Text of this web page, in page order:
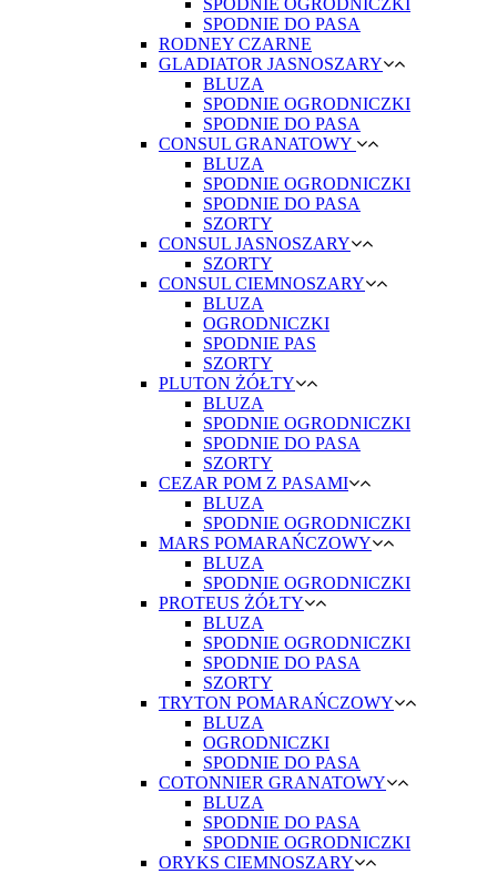
SPODNIE DO PASA
RODNEY CZARNE
GLADIATOR JASNOSZARY
BLUZA
SPODNIE OGRODNICZKI
SPODNIE DO PASA
CONSUL GRANATOWY
BLUZA
SPODNIE OGRODNICZKI
SPODNIE DO PASA
SZORTY
CONSUL JASNOSZARY
SZORTY
CONSUL CIEMNOSZARY
BLUZA
OGRODNICZKI
SPODNIE PAS
SZORTY
PLUTON ŻÓŁTY
BLUZA
SPODNIE OGRODNICZKI
SPODNIE DO PASA
SZORTY
CEZAR POM Z PASAMI
BLUZA
SPODNIE OGRODNICZKI
MARS POMARAŃCZOWY
BLUZA
SPODNIE OGRODNICZKI
PROTEUS ŻÓŁTY
BLUZA
SPODNIE OGRODNICZKI
SPODNIE DO PASA
SZORTY
TRYTON POMARAŃCZOWY
BLUZA
OGRODNICZKI
SPODNIE DO PASA
COTONNIER GRANATOWY
BLUZA
SPODNIE DO PASA
SPODNIE OGRODNICZKI
ORYKS CIEMNOSZARY